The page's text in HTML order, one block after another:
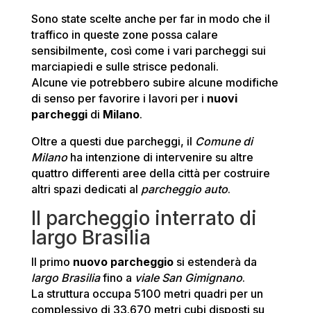
Sono state scelte anche per far in modo che il
traffico in queste zone possa calare
sensibilmente, così come i vari parcheggi sui
marciapiedi e sulle strisce pedonali.
Alcune vie potrebbero subire alcune modifiche
di senso per favorire i lavori per i nuovi
parcheggi di Milano.
Oltre a questi due parcheggi, il Comune di
Milanoha intenzione di intervenire su altre
quattro differenti aree della città per costruire
altri spazi dedicati al parcheggio auto.
Il parcheggio interrato di
largo Brasilia
Il primo nuovo parcheggiosi estenderà da
largo Brasiliafino a viale San Gimignano.
La struttura occupa 5100 metri quadri per un
complessivo di 33.670 metri cubi disposti su